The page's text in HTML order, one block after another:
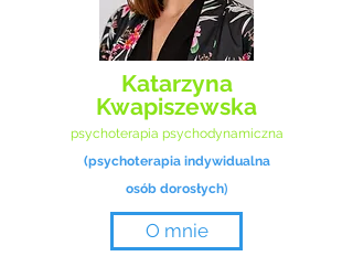
Katarzyna
Kwapiszewska
psychoterapia psychodynamiczna
(psychoterapia indywidualna
osób dorosłych)
O mnie